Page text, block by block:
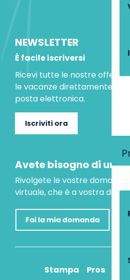
NEWSLETTER
È facile iscriversi
Ricevi tutte le nostre offerte
le vacanze direttamente
posta elettronica.
Iscriviti ora
Avete bisogno di un
Rivolgete le vostre domande
virtuale, che è a vostra
Fai la mia domanda
Stampa Pros